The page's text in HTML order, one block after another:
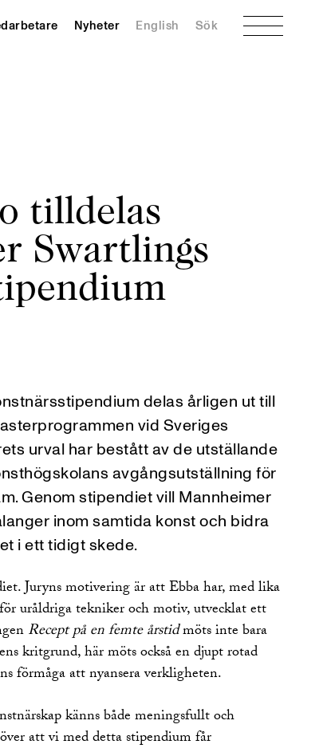
Nyheter English Sök Meny
tilldelas
Swartlings
delas årligen ut till
vid Sveriges
urval har bestått av de utställande
avgångsutställning för
Genom stipendiet vill Mannheimer
inom samtida konst och bidra
i ett tidigt skede.
Juryns motivering är att Ebba har, med lika
uråldriga tekniker och motiv, utvecklat ett
Recept på en femte årstidmöts inte bara
kritgrund, här möts också en djupt rotad
förmåga att nyansera verkligheten.
känns både meningsfullt och
att vi med detta stipendium får